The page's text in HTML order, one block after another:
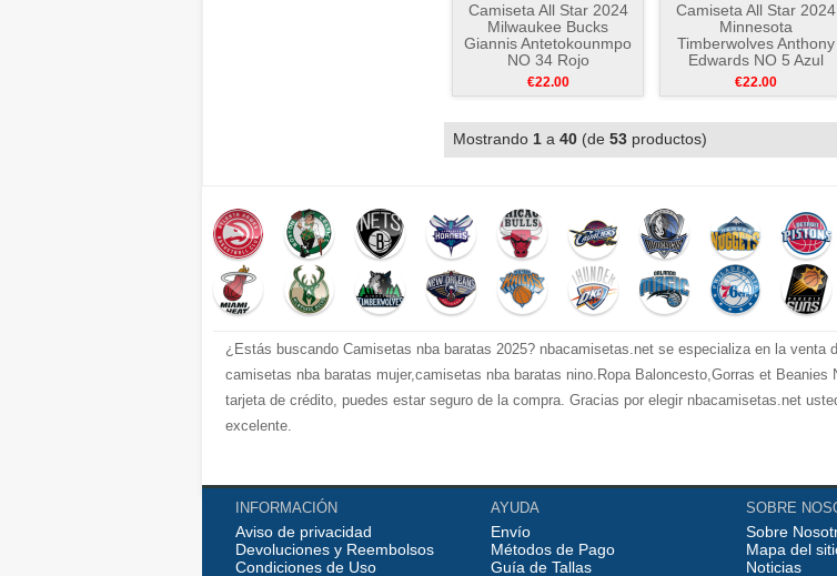
Camiseta All Star 2024
Milwaukee Bucks
Giannis Antetokounmpo
NO 34 Rojo
€22.00
Camiseta All Star 2024
Minnesota
Timberwolves Anthony
Edwards NO 5 Azul
€22.00
Mostrando 1 a 40 (de 53 productos)
¿Estás buscando Camisetas nba baratas 2025? nbacamisetas.net se especializa en la venta
camisetas nba baratas mujer,camisetas nba baratas nino.Ropa Baloncesto,Gorras et
tarjeta de crédito, puedes estar seguro de la compra. Gracias por elegir nbacamisetas.net
excelente.
INFORMACIÓN
Aviso de privacidad
Devoluciones y Reembolsos
Condiciones de Uso
AYUDA
Envío
Métodos de Pago
Guía de Tallas
SOBRE
Sobre
Mapa del
Noticias